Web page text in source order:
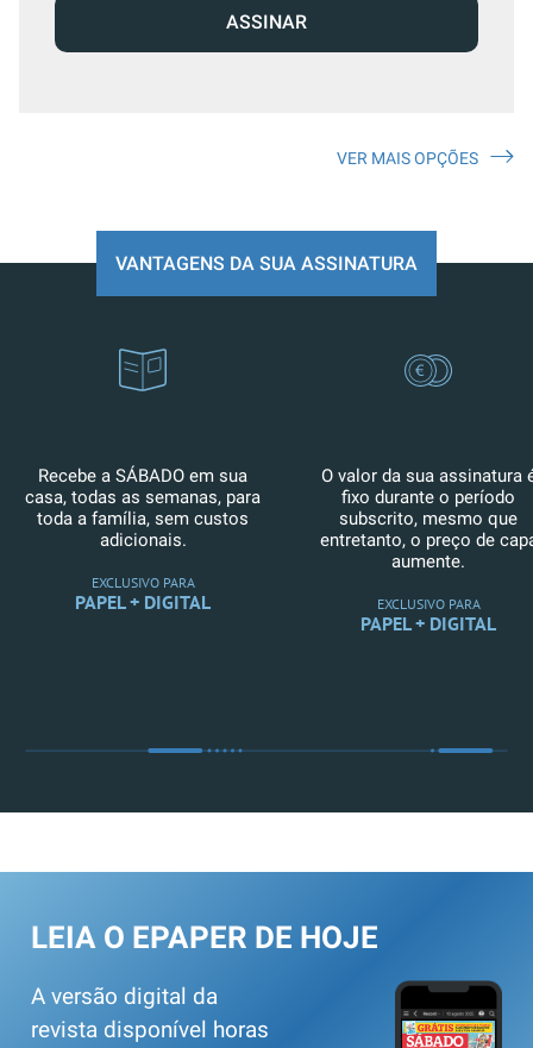
ASSINAR
VER MAIS OPÇÕES
VANTAGENS DA SUA ASSINATURA
Recebe a SÁBADO em sua
casa, todas as semanas, para
toda a família, sem custos
adicionais.
EXCLUSIVO PARA
PAPEL + DIGITAL
O valor da sua assinatura
fixo durante o período
subscrito, mesmo que
entretanto, o preço de
aumente.
EXCLUSIVO PARA
PAPEL + DIGITAL
LEIA O EPAPER DE HOJE
A versão digital da
revista disponível horas